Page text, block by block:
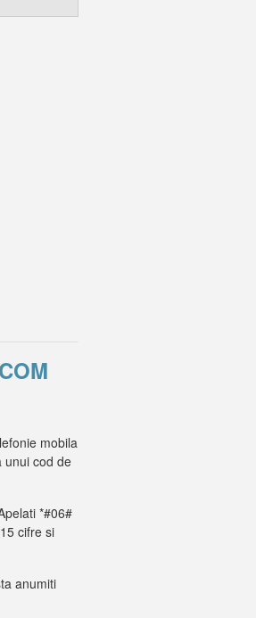
mobila
unui cod de
*#06#
cifre si
anumiti